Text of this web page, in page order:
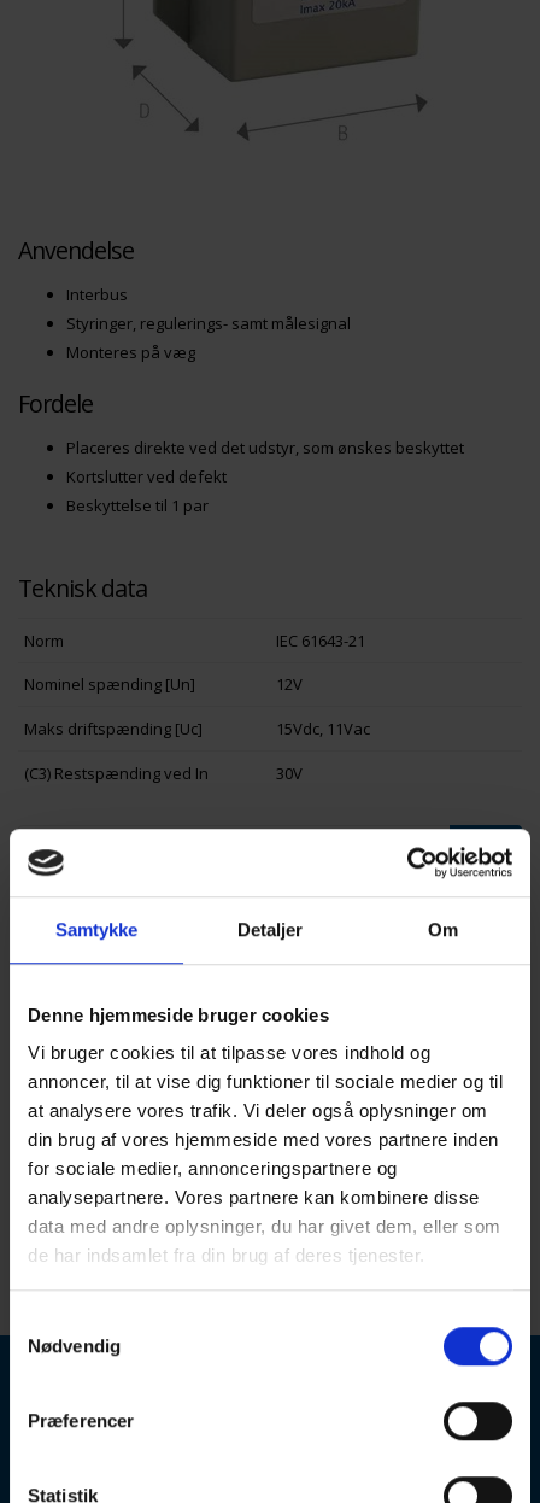
Samtykke Detaljer Om
Denne hjemmeside bruger cookies
Vi bruger cookies til at tilpasse vores indhold og
annoncer, til at vise dig funktioner til sociale medier og til
at analysere vores trafik. Vi deler også oplysninger om
din brug af vores hjemmeside med vores partnere inden
for sociale medier, annonceringspartnere og
analysepartnere. Vores partnere kan kombinere disse
data med andre oplysninger, du har givet dem, eller som
de har indsamlet fra din brug af deres tjenester.
Nødvendig
Præferencer
Statistik
Anvendelse
Interbus
Styringer, regulerings- samt målesignal
Monteres på væg
Fordele
Placeres direkte ved det udstyr, som ønskes beskyttet
Kortslutter ved defekt
Beskyttelse til 1 par
Teknisk data
Norm IEC 61643-21
Nominel spænding [Un] 12V
Maks driftspænding [Uc] 15Vdc, 11Vac
(C3) Restspænding ved In 30V
SØG
Bestillingsinfo
Fjernmelder:
EL-nummer: 31.68.005.164
EAN-nummer:
57032277702404
Dimensioner:
B: 68 mm.
H: 60 mm.
25 mm.